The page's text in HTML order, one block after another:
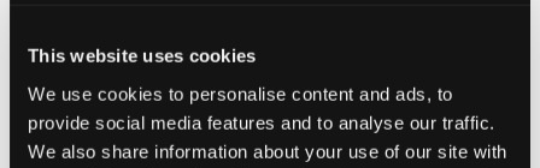
This website uses cookies
We use cookies to personalise content and ads, to
provide social media features and to analyse our traffic.
We also share information about your use of our site with
Liten Perfekt